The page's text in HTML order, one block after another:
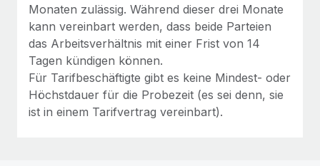
Monaten zulässig. Während dieser drei Monate
kann vereinbart werden, dass beide Parteien
das Arbeitsverhältnis mit einer Frist von 14
Tagen kündigen können.
Für Tarifbeschäftigte gibt es keine Mindest- oder
Höchstdauer für die Probezeit (es sei denn, sie
ist in einem Tarifvertrag vereinbart).